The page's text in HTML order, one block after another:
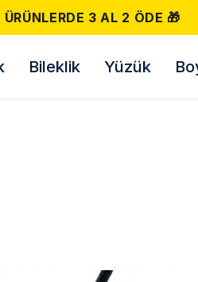
500 TL VE ÜZERI
Bileklik Yüzük